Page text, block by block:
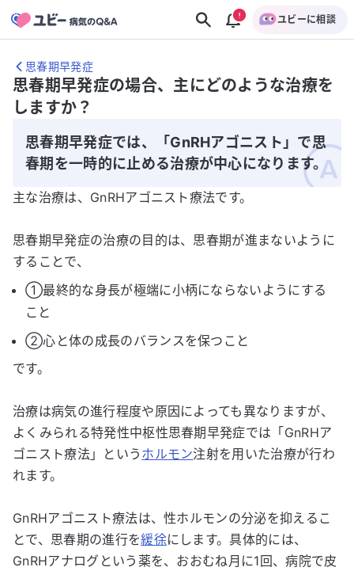
ユビーに相談
思春期早発症
思春期早発症の場合、主にどのような治療を
しますか？
思春期早発症では、「GnRHアゴニスト」で思
春期を一時的に止める治療が中心になります。
主な治療は、GnRHアゴニスト療法です。
思春期早発症の治療の目的は、思春期が進まないように
することで、
①最終的な身長が極端に小柄にならないようにする
こと
②心と体の成長のバランスを保つこと
です。
治療は病気の進行程度や原因によっても異なりますが、
よくみられる特発性中枢性思春期早発症では「GnRHア
ゴニスト療法」という ホルモン注射を用いた治療が行わ
れます。
GnRHアゴニスト療法は、性ホルモンの分泌を抑えるこ
とで、思春期の進行を緩徐にします。具体的には、
GnRHアナログという薬を、おおむね月に1回、病院で皮